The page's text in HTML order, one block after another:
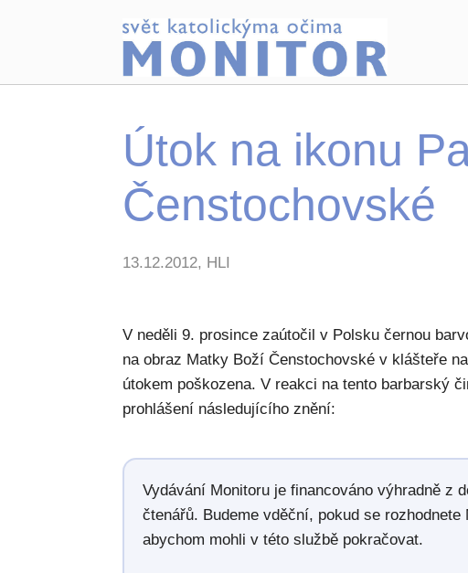
Útok na ikonu
Čenstochovské
13.12.2012, HLI
V neděli 9. prosince zaútočil v Polsku černou
na obraz Matky Boží Čenstochovské v klášteře
útokem poškozena. V reakci na tento barbarský
prohlášení následujícího znění:
Vydávání Monitoru je financováno výhradně z
čtenářů. Budeme vděční, pokud se rozhodnete
abychom mohli v této službě pokračovat.